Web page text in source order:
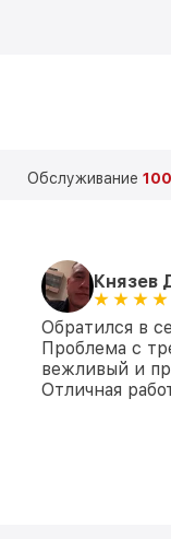
Обслуживание
Князев
Обратился в
Проблема с
вежливый и
Отличная